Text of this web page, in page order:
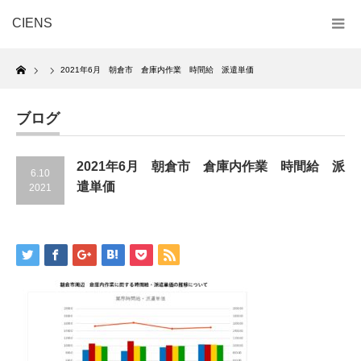
CIENS
Home
2021年6月 朝倉市 倉庫内作業 時間給 派遣単価
ブログ
6.10
2021
2021年6月 朝倉市 倉庫内作業 時間給 派
遣単価